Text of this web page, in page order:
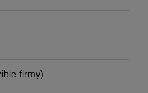
firmy)